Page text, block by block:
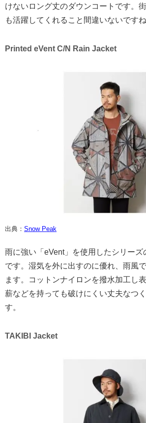
けないロング丈のダウンコートです。
も活躍してくれること間違いないですね
Printed eVent C/N Rain Jacket
出典： Snow Peak
雨に強い「eVent」を使用したシリーズ
です。湿気を外に出すのに優れ、雨風
ます。コットンナイロンを撥水加工し
薪などを持っても破けにくい丈夫なつ
す。
TAKIBI Jacket